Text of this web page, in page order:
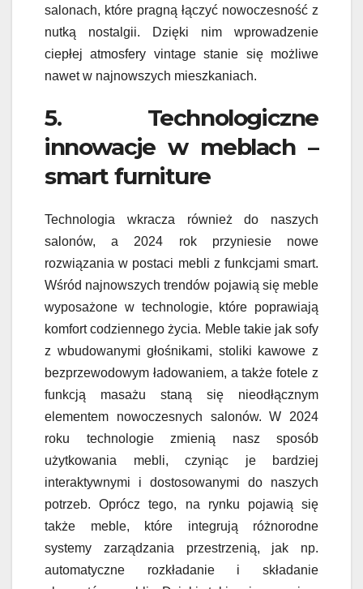
salonach, które pragną łączyć nowoczesność z
nutką nostalgii. Dzięki nim wprowadzenie
ciepłej atmosfery vintage stanie się możliwe
nawet w najnowszych mieszkaniach.
5. Technologiczne
innowacje w meblach –
smart furniture
Technologia wkracza również do naszych
salonów, a 2024 rok przyniesie nowe
rozwiązania w postaci mebli z funkcjami smart.
Wśród najnowszych trendów pojawią się meble
wyposażone w technologie, które poprawiają
komfort codziennego życia. Meble takie jak sofy
z wbudowanymi głośnikami, stoliki kawowe z
bezprzewodowym ładowaniem, a także fotele z
funkcją masażu staną się nieodłącznym
elementem nowoczesnych salonów. W 2024
roku technologie zmienią nasz sposób
użytkowania mebli, czyniąc je bardziej
interaktywnymi i dostosowanymi do naszych
potrzeb. Oprócz tego, na rynku pojawią się
także meble, które integrują różnorodne
systemy zarządzania przestrzenią, jak np.
automatyczne rozkładanie i składanie